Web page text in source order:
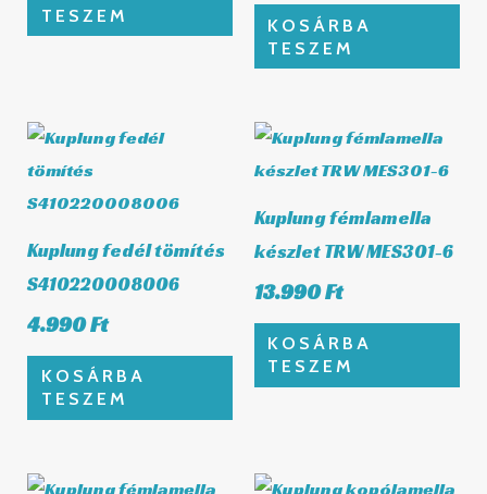
TESZEM
KOSÁRBA
TESZEM
Kuplung fedél tömítés
S410220008006
4.990Ft
KOSÁRBA
TESZEM
Kuplung fémlamella
készlet TRW MES301-6
13.990Ft
KOSÁRBA
TESZEM